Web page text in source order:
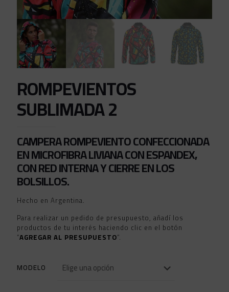
ROMPEVIENTOS
SUBLIMADA 2
CAMPERA ROMPEVIENTO CONFECCIONADA
EN MICROFIBRA LIVIANA CON ESPANDEX,
CON RED INTERNA Y CIERRE EN LOS
BOLSILLOS.
Hecho en Argentina.
Para realizar un pedido de presupuesto, añadí los
productos de tu interés haciendo clic en el botón
“AGREGAR AL PRESUPUESTO”.
MODELO